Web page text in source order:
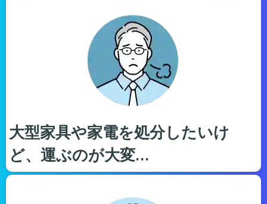
大型家具や家電を処分したいけ
ど、運ぶのが大変…